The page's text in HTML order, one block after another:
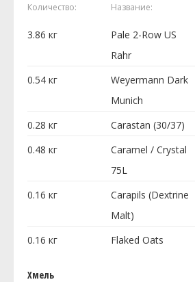
Количество: Название:
3.86 кг
Pale 2-Row US
Rahr
0.54 кг
Weyermann Dark
Munich
0.28 кг Carastan (30/37)
0.48 кг
Caramel / Crystal
75L
0.16 кг
Carapils (Dextrine
Malt)
0.16 кг Flaked Oats
Хмель